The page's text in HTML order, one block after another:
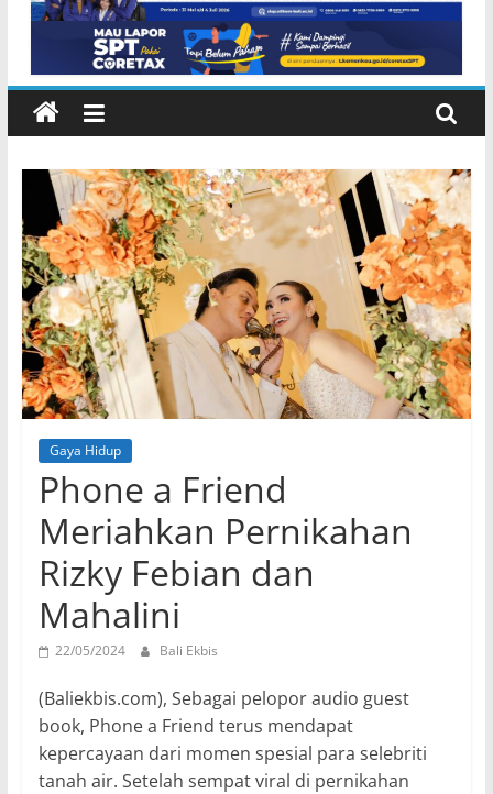
Gaya Hidup
Phone a Friend
Meriahkan Pernikahan
Rizky Febian dan
Mahalini
22/05/2024 Bali Ekbis
(Baliekbis.com), Sebagai pelopor audio guest
book, Phone a Friend terus mendapat
kepercayaan dari momen spesial para selebriti
tanah air. Setelah sempat viral di pernikahan